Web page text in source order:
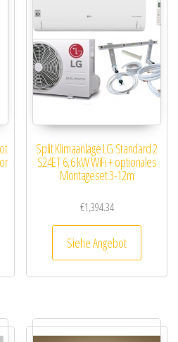
Split Klimaanlage LG Standard 2
S24ET 6,6 kW WiFi + optionales
Montageset 3-12m
€1,394.34
Siehe Angebot